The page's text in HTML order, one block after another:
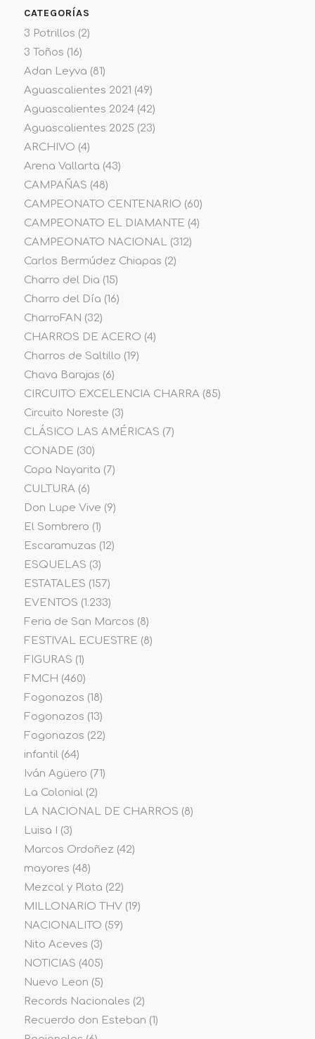
CATEGORÍAS
3 Potrillos (2)
3 Toños (16)
Adan Leyva (81)
Aguascalientes 2021 (49)
Aguascalientes 2024(42)
Aguascalientes 2025 (23)
ARCHIVO (4)
Arena Vallarta (43)
CAMPAÑAS (48)
CAMPEONATO CENTENARIO (60)
CAMPEONATO EL DIAMANTE (4)
CAMPEONATO NACIONAL(312)
Carlos Bermúdez Chiapas (2)
Charro del Dia (15)
Charro del Día (16)
CharroFAN (32)
CHARROS DE ACERO (4)
Charros de Saltillo (19)
Chava Barajas (6)
CIRCUITO EXCELENCIA CHARRA(85)
Circuito Noreste (3)
CLÁSICO LAS AMÉRICAS (7)
CONADE (30)
Copa Nayarita (7)
CULTURA(6)
Don Lupe Vive (9)
El Sombrero (1)
Escaramuzas (12)
ESQUELAS (3)
ESTATALES (157)
EVENTOS (1.233)
Feria de San Marcos (8)
FESTIVAL ECUESTRE (8)
FIGURAS (1)
FMCH (460)
Fogonazos (18)
Fogonazos (13)
Fogonazos (22)
infantil(64)
Iván Agüero (71)
La Colonial(2)
LA NACIONAL DE CHARROS (8)
Luisa I
(3)
Marcos Ordoñez (42)
mayores (48)
Mezcal y Plata (22)
MILLONARIO THV(19)
NACIONALITO (59)
Nito Aceves (3)
NOTICIAS (405)
Nuevo Leon (5)
Records Nacionales (2)
Recuerdo don Esteban (1)